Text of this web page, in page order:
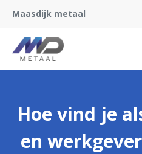
Maasdijk metaal
Hoe vind je
en